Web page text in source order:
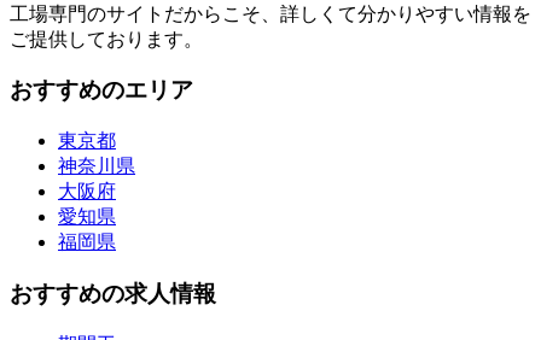
工場専門のサイトだからこそ、詳しくて分かりやすい情報を
ご提供しております。
おすすめのエリア
東京都
神奈川県
大阪府
愛知県
福岡県
おすすめの求人情報